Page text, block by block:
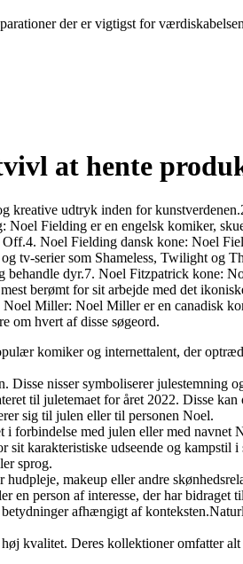
der er vigtigst for
at hente
udtryk inden for
Fielding er en engelsk komiker,
Noel Fielding dansk kone: Noel
tv-serier som Shameless, Twilight og
dyr.7. Noel Fitzpatrick kone:
berømt for sit arbejde med det
Miller: Noel Miller er en canadisk
om hvert af disse søgeord.
komiker og internettalent, der
nisser symboliserer julestemning
til juletemaet for året 2022. Disse
sig til julen eller til personen Noel.
i forbindelse med julen eller med navnet
karakteristiske udseende og kampstil i
sprog.
makeup eller andre
person af interesse, der har bidraget
afhængigt af
kvalitet. Deres kollektioner omfatter